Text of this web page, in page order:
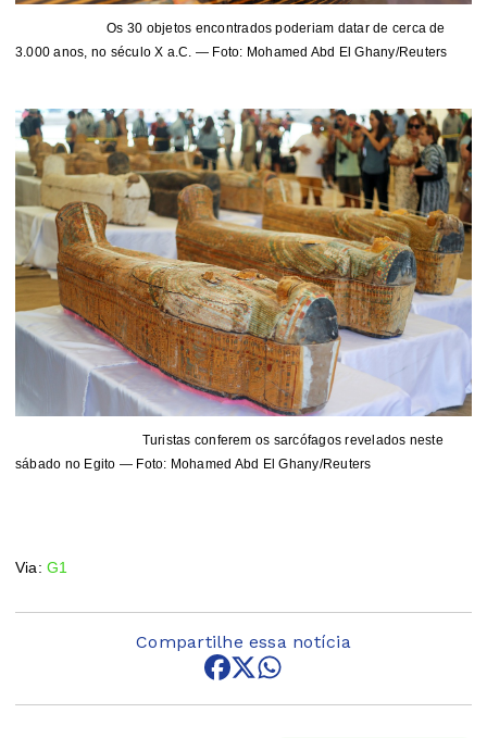
Os 30 objetos encontrados poderiam datar de cerca de
3.000 anos, no século X a.C. — Foto: Mohamed Abd El Ghany/Reuters
Turistas conferem os sarcófagos revelados neste
sábado no Egito — Foto: Mohamed Abd El Ghany/Reuters
Via:G1
Compartilhe essa notícia